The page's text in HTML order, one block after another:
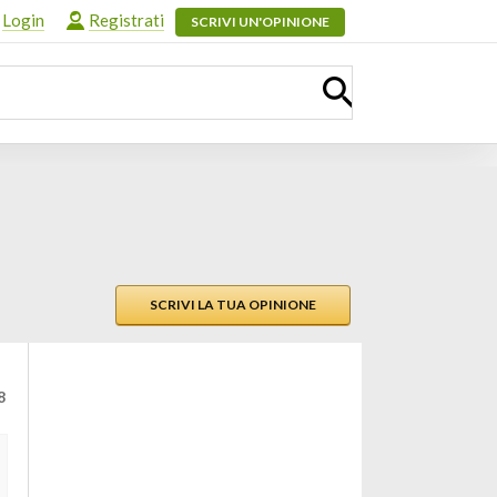
Login Registrati SCRIVI UN'OPINIONE
SCRIVI LA TUA OPINIONE